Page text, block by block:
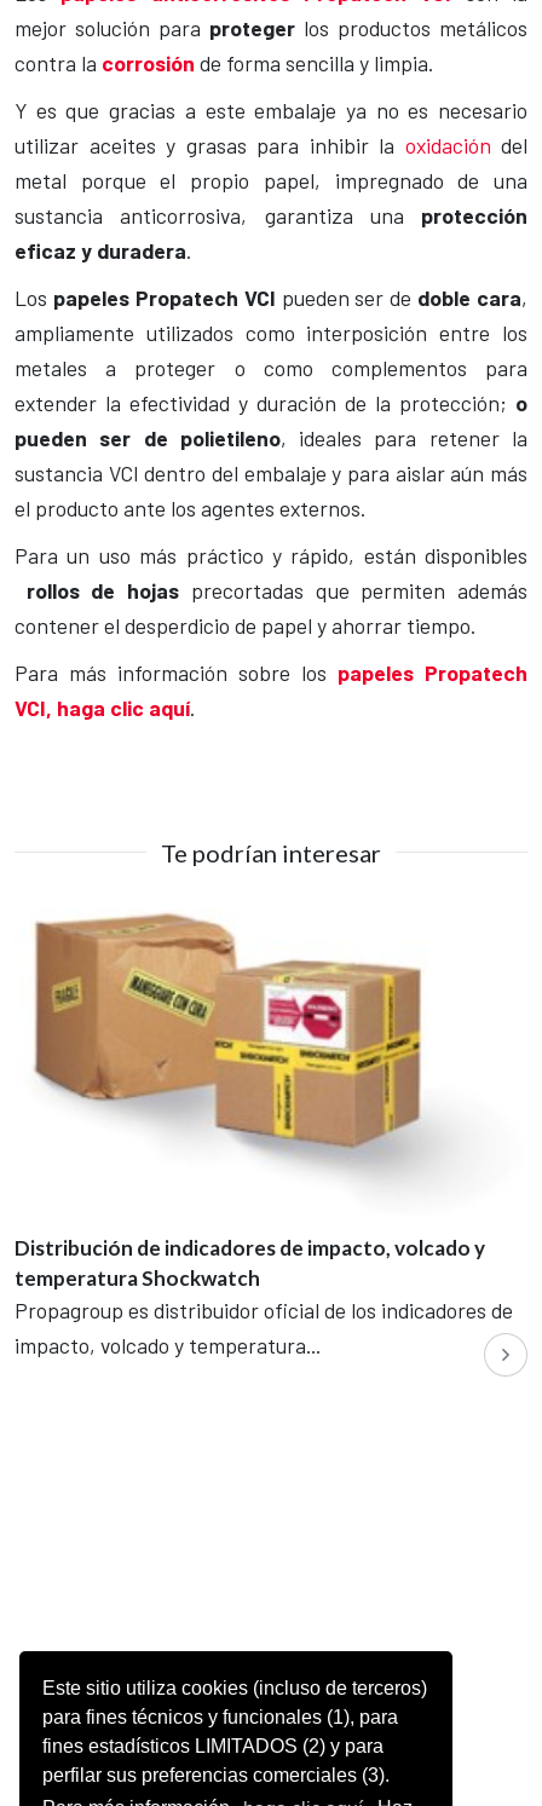
mejor solución para proteger los productos metálicos
contra la corrosión de forma sencilla y limpia.
Y es que gracias a este embalaje ya no es necesario
utilizar aceites y grasas para inhibir la oxidación del
metal porque el propio papel, impregnado de una
sustancia anticorrosiva, garantiza una protección
eficaz y duradera.
Los papeles Propatech VCI pueden ser de doble cara,
ampliamente utilizados como interposición entre los
metales a proteger o como complementos para
extender la efectividad y duración de la protección; o
pueden ser de polietileno, ideales para retener la
sustancia VCI dentro del embalaje y para aislar aún más
el producto ante los agentes externos.
Para un uso más práctico y rápido, están disponibles
rollos de hojas precortadas que permiten además
contener el desperdicio de papel y ahorrar tiempo.
Para más información sobre los papeles Propatech
VCI, haga clic aquí.
Te podrían interesar
Distribución de indicadores de impacto, volcado y
temperatura Shockwatch
Propagroup es distribuidor oficial de los indicadores de
impacto, volcado y temperatura...
Este sitio utiliza cookies (incluso de terceros)
para fines técnicos y funcionales (1), para
fines estadísticos LIMITADOS (2) y para
perfilar sus preferencias comerciales (3).